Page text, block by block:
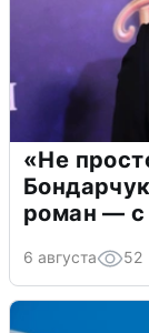
«Не
роман —
6 августа 52